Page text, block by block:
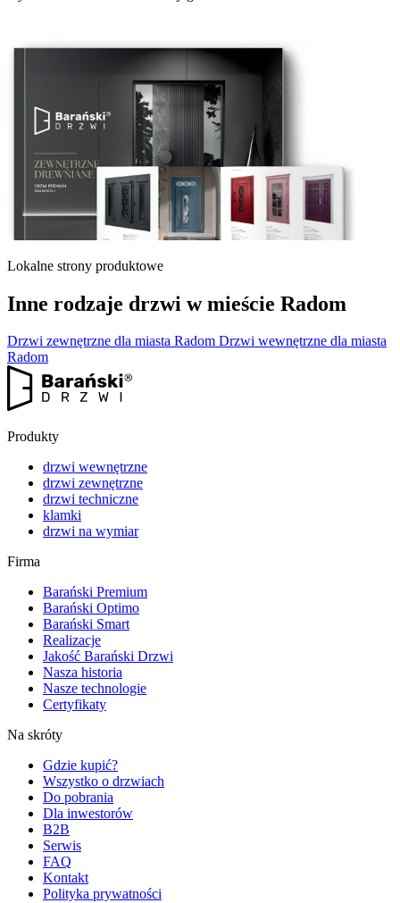
Lokalne strony produktowe
Inne rodzaje drzwi w mieście Radom
Drzwi zewnętrzne dla miasta Radom Drzwi wewnętrzne dla miasta
Radom
Produkty
drzwi wewnętrzne
drzwi zewnętrzne
drzwi techniczne
klamki
drzwi na wymiar
Firma
Barański Premium
Barański Optimo
Barański Smart
Realizacje
Jakość Barański Drzwi
Nasza historia
Nasze technologie
Certyfikaty
Na skróty
Gdzie kupić?
Wszystko o drzwiach
Do pobrania
Dla inwestorów
B2B
Serwis
FAQ
Kontakt
Polityka prywatności